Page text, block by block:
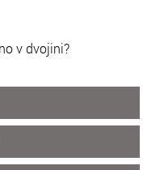
v dvojini?